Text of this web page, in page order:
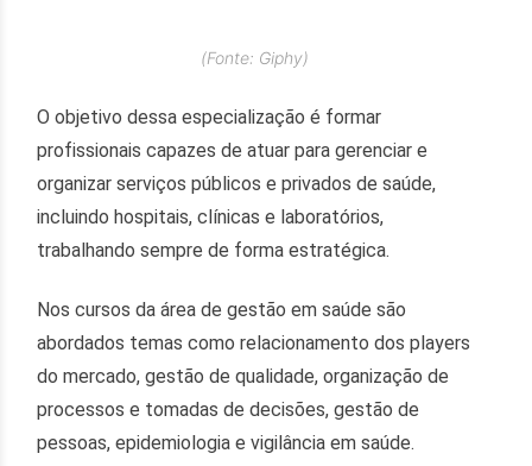
(Fonte: Giphy)
O objetivo dessa especialização é formar
profissionais capazes de atuar para gerenciar e
organizar serviços públicos e privados de saúde,
incluindo hospitais, clínicas e laboratórios,
trabalhando sempre de forma estratégica.
Nos cursos da área de gestão em saúde são
abordados temas como relacionamento dos players
do mercado, gestão de qualidade, organização de
processos e tomadas de decisões, gestão de
pessoas, epidemiologia e vigilância em saúde.